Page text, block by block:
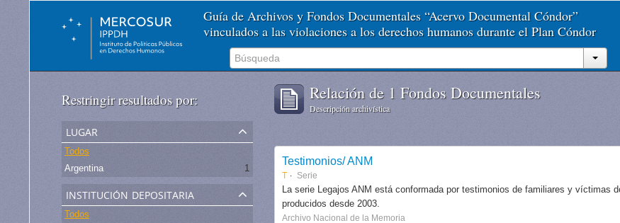
Guía de Archivos y Fondos Documentales “Acervo Documental Cóndor”
vinculados a las violaciones a los derechos humanos durante el Plan Cóndor
Restringir resultados por:
lugar
Todos
Argentina
1
institución depositaria
Todos
Relación de 1 Fondos Documentales
Descripción archivística
Testimonios/ ANM
T Serie
La serie Legajos ANM está conformada por testimonios de familiares y víctimas
producidos desde 2003.
Archivo Nacional de la Memoria